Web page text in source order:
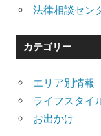
法律相談セン
カテゴリー
エリア別情報
ライフスタイ
お出かけ